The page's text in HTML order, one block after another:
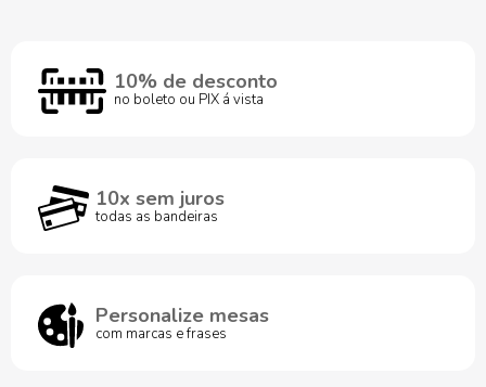
10% de desconto
no boleto ou PIX á vista
10x sem juros
todas as bandeiras
Personalize mesas
com marcas e frases